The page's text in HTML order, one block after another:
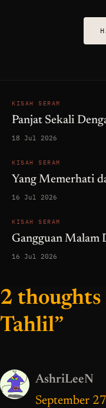
KISAH SERAM
Panjat Sekali
18 Jul 2026
KISAH SERAM
Yang Memerhati
16 Jul 2026
KISAH SERAM
Gangguan Malam
16 Jul 2026
2 thoughts
Tahlil”
AshriLeeN
September